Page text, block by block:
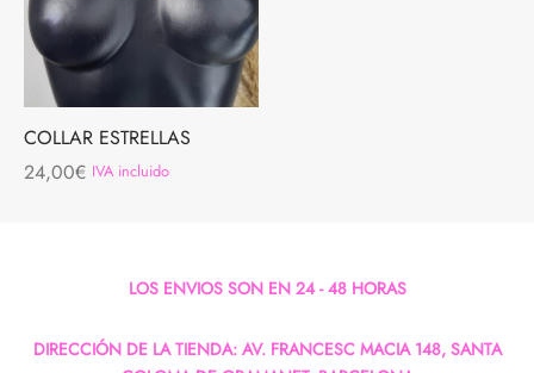
COLLAR ESTRELLAS
24,00€ IVA incluido
LOS ENVIOS SON EN 24 - 48 HORAS
DIRECCIÓN DE LA TIENDA: AV. FRANCESC MACIA 148, SANTA